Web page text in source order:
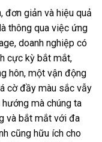
đơn giản và hiệu quả
thông qua việc ứng
doanh nghiệp có
cực kỳ bắt mắt,
hôn, một vận động
cờ đầy màu sắc vẫy
mà chúng ta
và bắt mắt với đa
cũng hữu ích cho